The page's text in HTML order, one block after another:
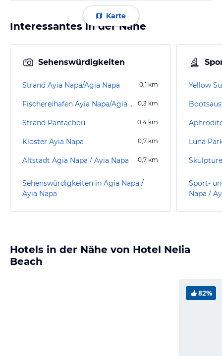
Karte
Interessantes in der Nähe
Sehenswürdigkeiten
Strand Ayia Napa/Agia Napa 0,1 km
Fischereihafen Ayia Napa/Agia Napa 0,3 km
Strand Pantachou 0,4 km
Kloster Ayia Napa 0,7 km
Altstadt Agia Napa / Ayia Napa 0,7 km
Sehenswürdigkeiten in Agia Napa /
Ayia Napa
Yellow
Luna
Sport-
Napa /
Hotels in der Nähe von Hotel Nelia
Beach
82%